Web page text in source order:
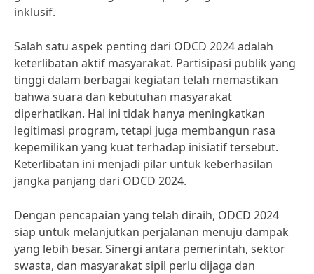
inklusif.
Salah satu aspek penting dari ODCD 2024 adalah
keterlibatan aktif masyarakat. Partisipasi publik yang
tinggi dalam berbagai kegiatan telah memastikan
bahwa suara dan kebutuhan masyarakat
diperhatikan. Hal ini tidak hanya meningkatkan
legitimasi program, tetapi juga membangun rasa
kepemilikan yang kuat terhadap inisiatif tersebut.
Keterlibatan ini menjadi pilar untuk keberhasilan
jangka panjang dari ODCD 2024.
Dengan pencapaian yang telah diraih, ODCD 2024
siap untuk melanjutkan perjalanan menuju dampak
yang lebih besar. Sinergi antara pemerintah, sektor
swasta, dan masyarakat sipil perlu dijaga dan